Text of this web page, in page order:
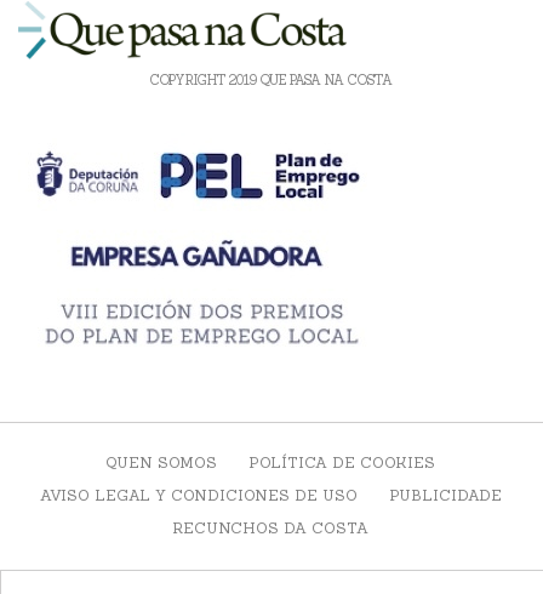
COPYRIGHT 2019 QUE PASA NA COSTA
QUEN SOMOS
POLÍTICA DE COOKIES
AVISO LEGAL Y CONDICIONES DE USO
PUBLICIDADE
RECUNCHOS DA COSTA